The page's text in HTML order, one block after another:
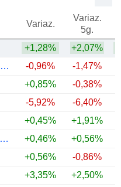
Variaz.
Variaz.
5g.
+1,28% +2,07%
PING AN INSURANCE (GROUP) COMPANY OF CHINA, LTD.
-0,96% -1,47%
+0,85% -0,38%
-5,92% -6,40%
+0,45% +1,91%
MANULIFE FINANCIAL CORPORATION
+0,46% +0,56%
+0,56% -0,86%
+3,35% +2,50%